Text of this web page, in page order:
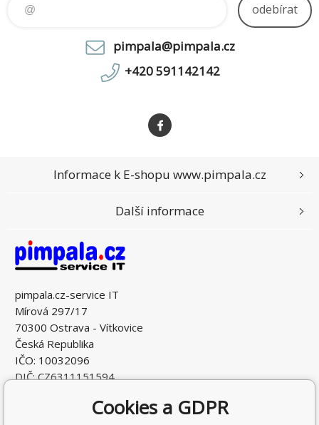
odebírat
pimpala@pimpala.cz
+420 591142142
pimpala.cz-service IT
Mírová 297/17
70300 Ostrava - Vítkovice
Česká Republika
IČO: 10032096
DIČ: CZ6311151594
Informace k E-shopu www.pimpala.cz
Další informace
Cookies a GDPR